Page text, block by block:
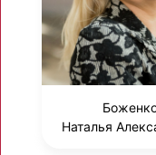
Наталья